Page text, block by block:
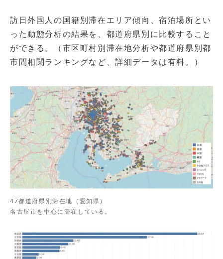
訪日外国人の国籍別滞在エリア傾向、宿泊場所とい
った動態分析の結果を、都道府県別に比較すること
ができる。（市区町村別滞在地分析や都道府県別都
市間相関ランキングなど、詳細データは有料。）
47都道府県別滞在地（愛知県）
名古屋市を中心に滞在している。